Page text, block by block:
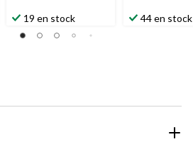
19 en stock 44 en stock